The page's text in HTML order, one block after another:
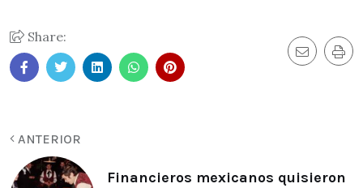
Share:
ANTERIOR
Financieros mexicanos quisieron